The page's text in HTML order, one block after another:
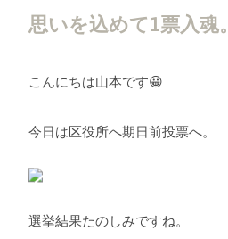
思いを込めて1票入魂。
こんにちは山本です😀
今日は区役所へ期日前投票へ。
選挙結果たのしみですね。